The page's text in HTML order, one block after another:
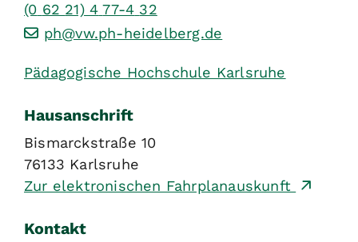
(0 62 21) 4 77-4 32
ph@vw.ph-heidelberg.de
Pädagogische Hochschule Karlsruhe
Hausanschrift
Bismarckstraße 10
76133 Karlsruhe
Zur elektronischen Fahrplanauskunft
Kontakt